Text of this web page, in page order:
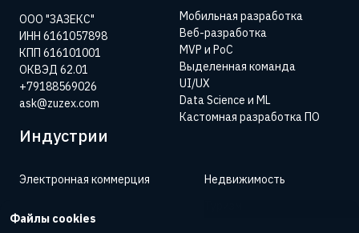
ООО "ЗАЗЕКС"
ИНН 6161057898
КПП 616101001
ОКВЭД 62.01
+79188569026
ask@zuzex.com
Мобильная разработка
Веб-разработка
MVP и PoC
Выделенная команда
UI/UX
Data Science и ML
Кастомная разработка ПО
Индустрии
Электронная коммерция
Недвижимость
Файлы cookies